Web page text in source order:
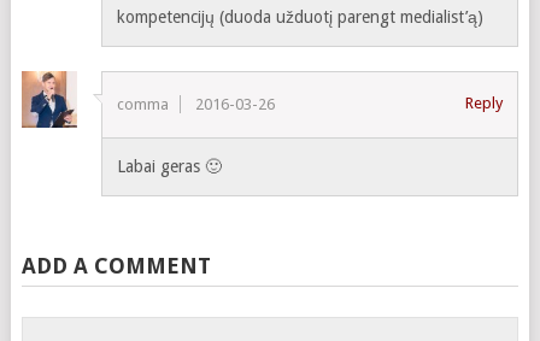
kompetencijų (duoda užduotį parengt medialist’ą)
comma 2016-03-26 Reply
Labai geras 🙂
ADD A COMMENT